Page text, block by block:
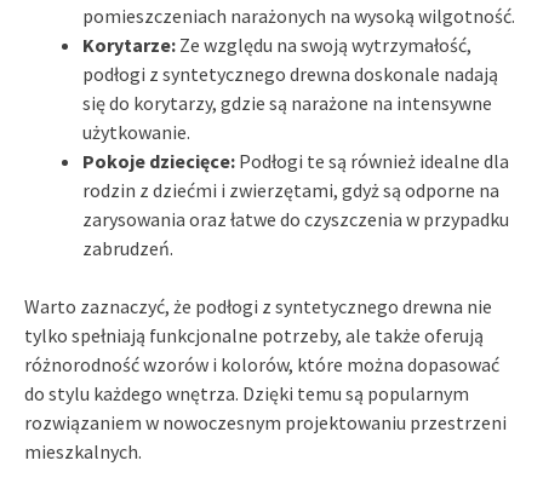
pomieszczeniach narażonych na wysoką wilgotność.
Korytarze: Ze względu na swoją wytrzymałość,
podłogi z syntetycznego drewna doskonale nadają
się do korytarzy, gdzie są narażone na intensywne
użytkowanie.
Pokoje dziecięce: Podłogi te są również idealne dla
rodzin z dziećmi i zwierzętami, gdyż są odporne na
zarysowania oraz łatwe do czyszczenia w przypadku
zabrudzeń.
Warto zaznaczyć, że podłogi z syntetycznego drewna nie
tylko spełniają funkcjonalne potrzeby, ale także oferują
różnorodność wzorów i kolorów, które można dopasować
do stylu każdego wnętrza. Dzięki temu są popularnym
rozwiązaniem w nowoczesnym projektowaniu przestrzeni
mieszkalnych.